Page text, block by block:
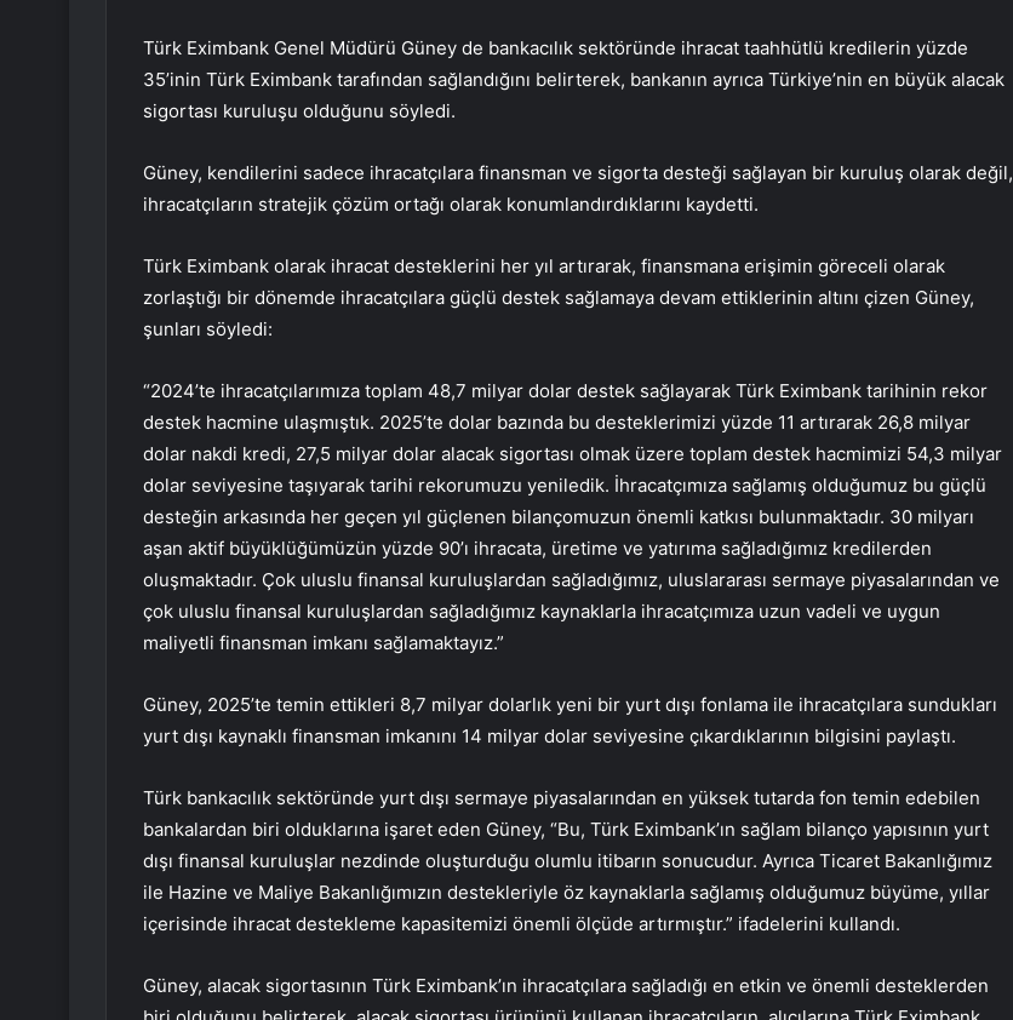
Türk Eximbank Genel Müdürü Güney de bankacılık sektöründe ihracat taahhütlü kredilerin yüzde
35’inin Türk Eximbank tarafından sağlandığını belirterek, bankanın ayrıca Türkiye’nin en büyük alacak
sigortası kuruluşu olduğunu söyledi.
Güney, kendilerini sadece ihracatçılara finansman ve sigorta desteği sağlayan bir kuruluş olarak değil,
ihracatçıların stratejik çözüm ortağı olarak konumlandırdıklarını kaydetti.
Türk Eximbank olarak ihracat desteklerini her yıl artırarak, finansmana erişimin göreceli olarak
zorlaştığı bir dönemde ihracatçılara güçlü destek sağlamaya devam ettiklerinin altını çizen Güney,
şunları söyledi:
“2024’te ihracatçılarımıza toplam 48,7 milyar dolar destek sağlayarak Türk Eximbank tarihinin rekor
destek hacmine ulaşmıştık. 2025’te dolar bazında bu desteklerimizi yüzde 11 artırarak 26,8 milyar
dolar nakdi kredi, 27,5 milyar dolar alacak sigortası olmak üzere toplam destek hacmimizi 54,3 milyar
dolar seviyesine taşıyarak tarihi rekorumuzu yeniledik. İhracatçımıza sağlamış olduğumuz bu güçlü
desteğin arkasında her geçen yıl güçlenen bilançomuzun önemli katkısı bulunmaktadır. 30 milyarı
aşan aktif büyüklüğümüzün yüzde 90’ı ihracata, üretime ve yatırıma sağladığımız kredilerden
oluşmaktadır. Çok uluslu finansal kuruluşlardan sağladığımız, uluslararası sermaye piyasalarından ve
çok uluslu finansal kuruluşlardan sağladığımız kaynaklarla ihracatçımıza uzun vadeli ve uygun
maliyetli finansman imkanı sağlamaktayız.”
Güney, 2025’te temin ettikleri 8,7 milyar dolarlık yeni bir yurt dışı fonlama ile ihracatçılara sundukları
yurt dışı kaynaklı finansman imkanını 14 milyar dolar seviyesine çıkardıklarının bilgisini paylaştı.
Türk bankacılık sektöründe yurt dışı sermaye piyasalarından en yüksek tutarda fon temin edebilen
bankalardan biri olduklarına işaret eden Güney, “Bu, Türk Eximbank’ın sağlam bilanço yapısının yurt
dışı finansal kuruluşlar nezdinde oluşturduğu olumlu itibarın sonucudur. Ayrıca Ticaret Bakanlığımız
ile Hazine ve Maliye Bakanlığımızın destekleriyle öz kaynaklarla sağlamış olduğumuz büyüme, yıllar
içerisinde ihracat destekleme kapasitemizi önemli ölçüde artırmıştır.” ifadelerini kullandı.
Güney, alacak sigortasının Türk Eximbank’ın ihracatçılara sağladığı en etkin ve önemli desteklerden